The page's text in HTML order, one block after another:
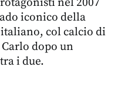
iconico della
col calcio di
dopo un
i due.